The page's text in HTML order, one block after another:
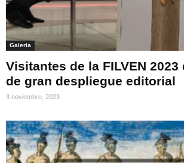
Galeria
Visitantes de la FILVEN
de gran despliegue editorial
3 noviembre, 2023